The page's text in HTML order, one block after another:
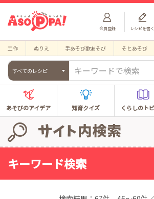
会員登録 レシピを書く
工作 ぬりえ 手あそび歌あそび そとあそび
すべてのレシピ
あそびのアイデア 知育クイズ くらしのト
キーワード検索